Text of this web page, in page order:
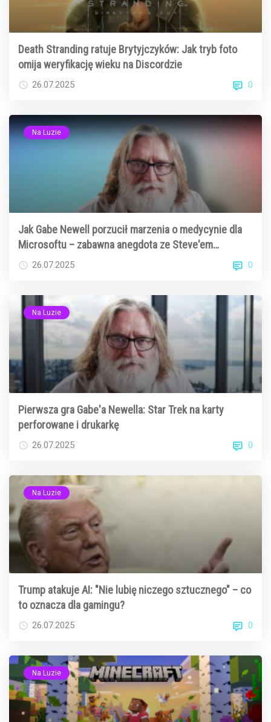
Death Stranding ratuje Brytyjczyków: Jak tryb foto
omija weryfikację wieku na Discordzie
26.07.2025 0
Na Luzie
Jak Gabe Newell porzucił marzenia o medycynie dla
Microsoftu – zabawna anegdota ze Steve'em
Ballmerem
26.07.2025 0
Na Luzie
Pierwsza gra Gabe'a Newella: Star Trek na karty
perforowane i drukarkę
26.07.2025 0
Na Luzie
Trump atakuje AI: "Nie lubię niczego sztucznego" – co
to oznacza dla gamingu?
26.07.2025 0
Na Luzie